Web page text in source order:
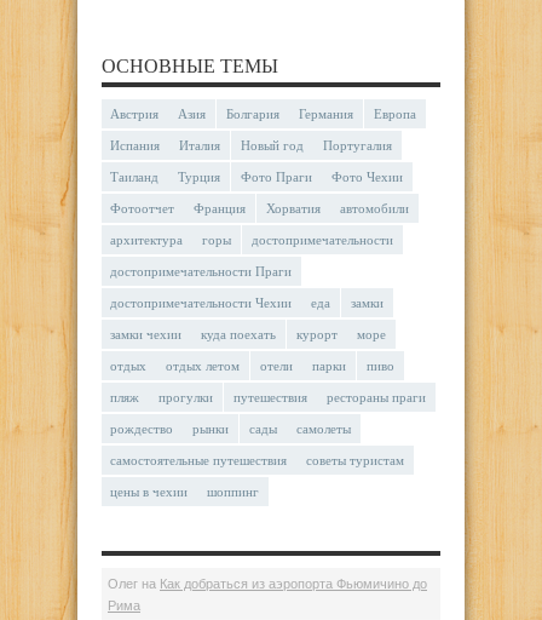
ОСНОВНЫЕ ТЕМЫ
Австрия Азия Болгария Германия Европа
Испания Италия Новый год Португалия
Таиланд Турция Фото Праги Фото Чехии
Фотоотчет Франция Хорватия автомобили
архитектура горы достопримечательности
достопримечательности Праги
достопримечательности Чехии еда замки
замки чехии куда поехать курорт море
отдых отдых летом отели парки пиво
пляж прогулки путешествия рестораны праги
рождество рынки сады самолеты
самостоятельные путешествия советы туристам
цены в чехии шоппинг
Олег на Как добраться из аэропорта Фьюмичино до
Рима